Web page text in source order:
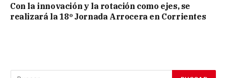
Con la innovación y la rotación como ejes, se
realizará la 18º Jornada Arrocera en Corrientes